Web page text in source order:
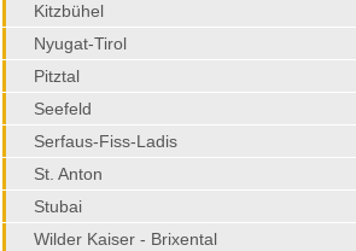
Kitzbühel
Nyugat-Tirol
Pitztal
Seefeld
Serfaus-Fiss-Ladis
St. Anton
Stubai
Wilder Kaiser - Brixental